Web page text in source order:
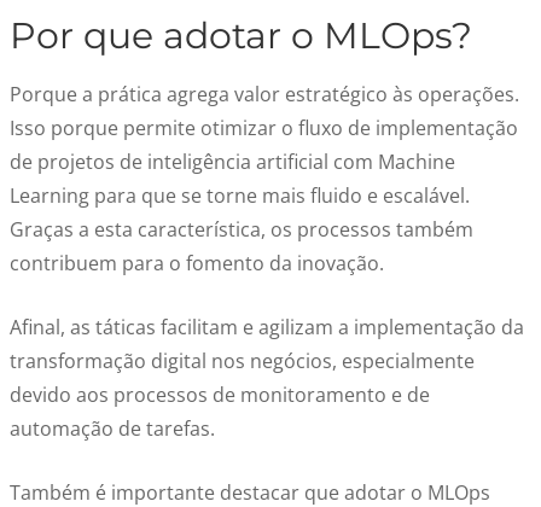
Por que adotar o MLOps?
Porque a prática agrega valor estratégico às operações.
Isso porque permite otimizar o fluxo de implementação
de projetos de inteligência artificial com Machine
Learning para que se torne mais fluido e escalável.
Graças a esta característica, os processos também
contribuem para o fomento da inovação.
Afinal, as táticas facilitam e agilizam a implementação da
transformação digital nos negócios, especialmente
devido aos processos de monitoramento e de
automação de tarefas.
Também é importante destacar que adotar o MLOps